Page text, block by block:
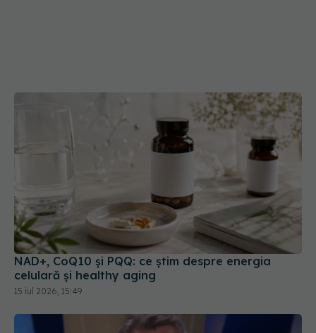
NAD+, CoQ10 și PQQ: ce știm despre energia
celulară și healthy aging
15 iul 2026, 15:49